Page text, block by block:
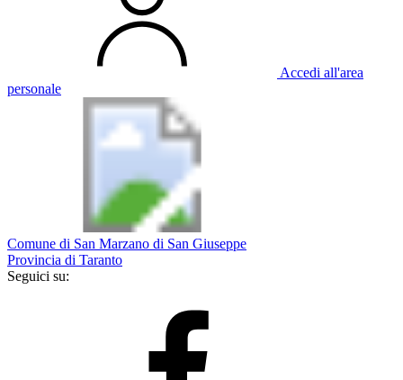
Accedi all'area
personale
Comune di San Marzano di San Giuseppe
Provincia di Taranto
Seguici su: